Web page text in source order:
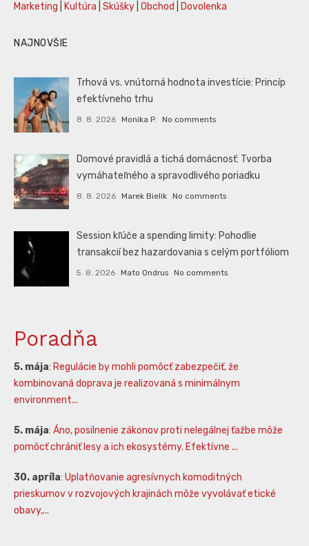
Marketing
Kultúra Skúšky Obchod Dovolenka
NAJNOVŠIE
Trhová vs. vnútorná hodnota investície: Princíp
efektívneho trhu
8. 8. 2026 Monika P. No comments
Domové pravidlá a tichá domácnosť: Tvorba
vymáhateľného a spravodlivého poriadku
8. 8. 2026 Marek Bielik No comments
Session kľúče a spending limity: Pohodlie
transakcií bez hazardovania s celým portfóliom
5. 8. 2026 Mato Ondrus No comments
Poradňa
5. mája: Regulácie by mohli pomôcť zabezpečiť, že
kombinovaná doprava je realizovaná s minimálnym
environment...
5. mája: Áno, posilnenie zákonov proti nelegálnej ťažbe môže
pomôcť chrániť lesy a ich ekosystémy. Efektívne ...
30. apríla: Uplatňovanie agresívnych komoditných
prieskumov v rozvojových krajinách môže vyvolávať etické
obavy,...